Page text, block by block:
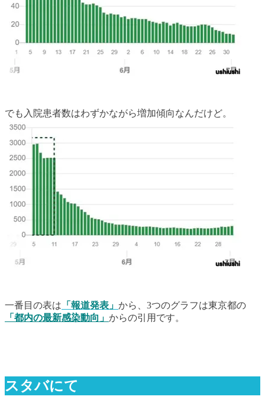
でも入院患者数はわずかながら増加傾向なんだけど。
一番目の表は 「報道発表」 から、3つのグラフは東京都の
「都内の最新感染動向」 からの引用です。
スタバにて